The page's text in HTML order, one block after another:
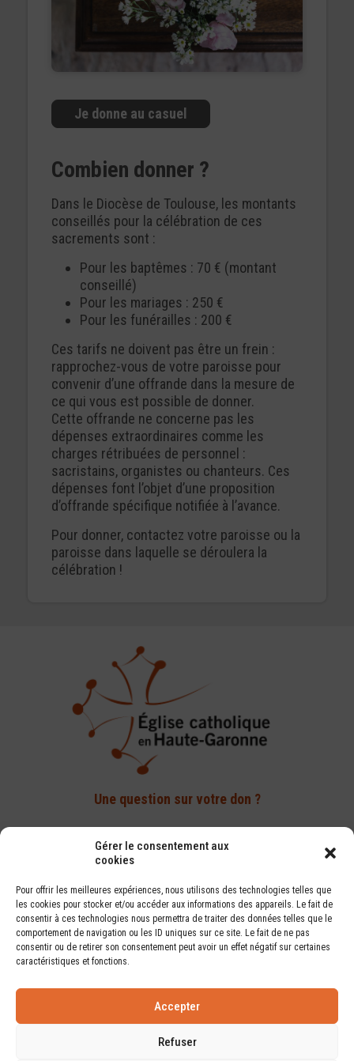
Gérer le consentement aux
cookies
Pour offrir les meilleures expériences, nous utilisons des technologies telles que
les cookies pour stocker et/ou accéder aux informations des appareils. Le fait de
consentir à ces technologies nous permettra de traiter des données telles que le
comportement de navigation ou les ID uniques sur ce site. Le fait de ne pas
consentir ou de retirer son consentement peut avoir un effet négatif sur certaines
caractéristiques et fonctions.
Accepter
Refuser
Je donne au casuel
Combien donner ?
Dans le Diocèse de Toulouse, les montants
conseillés pour la célébration de ces
sacrements sont :
Pour les baptêmes : 70 € (montant
conseillé)
Pour les mariages : 250 €
Pour les funérailles : 200 €
Ces tarifs ne doivent pas être un frein :
rapprochez-vous de votre paroisse pour
convenir d’une offrande dans la mesure de
ce qui vous est possible de donner.
Cette offrande ne concerne pas les
dépenses extraordinaires comme les
charges rétribuées de personnel :
sacristains, organistes ou chanteurs. Ces
dépenses font l’objet d’une proposition
d’offrande spécifique notifiée à l’avance.
Pour donner, contactez votre paroisse ou la
paroisse dans laquelle se déroulera la
célébration !
Une question sur votre don ?
Par téléphone :
Par e-mail :
donner@diocese-toulouse.org
Où va mon don ?